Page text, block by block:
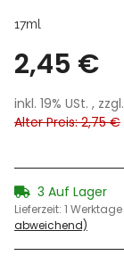
17ml
2,45 €
inkl. 19% USt. , zzgl.
Alter Preis: 2,75 €
3 Auf Lager
Lieferzeit: 1 Werktage
abweichend)